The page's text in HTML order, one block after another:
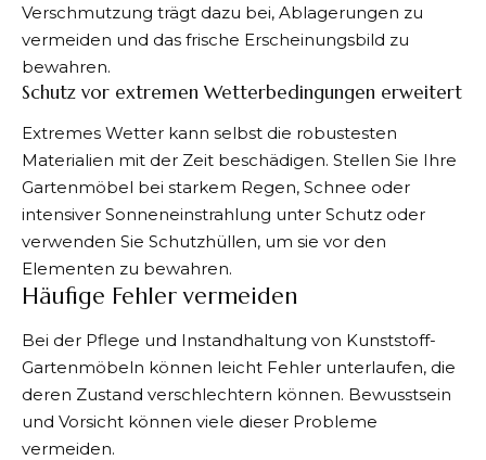
Verschmutzung trägt dazu bei, Ablagerungen zu
vermeiden und das frische Erscheinungsbild zu
bewahren.
Schutz vor extremen Wetterbedingungen erweitert
Extremes Wetter kann selbst die robustesten
Materialien mit der Zeit beschädigen. Stellen Sie Ihre
Gartenmöbel bei starkem Regen, Schnee oder
intensiver Sonneneinstrahlung unter Schutz oder
verwenden Sie Schutzhüllen, um sie vor den
Elementen zu bewahren.
Häufige Fehler vermeiden
Bei der Pflege und Instandhaltung von Kunststoff-
Gartenmöbeln können leicht Fehler unterlaufen, die
deren Zustand verschlechtern können. Bewusstsein
und Vorsicht können viele dieser Probleme
vermeiden.